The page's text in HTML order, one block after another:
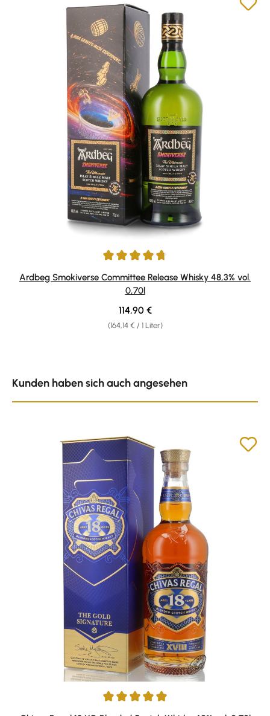
Durchschnittliche Bewertung von 4.75 von 5 Sternen
Ardbeg Smokiverse Committee Release Whisky 48,3% vol.
0,70l
(164,14 € / 1 Liter)
Regulärer Preis:
114,90 €
Kunden haben sich auch angesehen
Durchschnittliche Bewertung von 4.88 von 5 Sternen